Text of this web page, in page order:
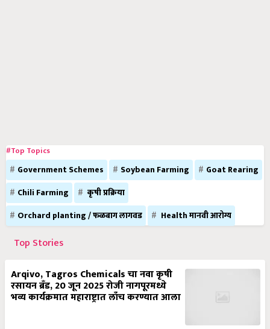
#Top Topics
Government Schemes Soybean Farming
Goat Rearing
Chili Farming
कृषी प्रक्रिया
Orchard planting / फळबाग लागवड
Health मानवी आरोग्य
Top Stories
Arqivo, Tagros Chemicals चा नवा कृषी
रसायन ब्रँड, 20 जून 2025 रोजी नागपूरमध्ये
भव्य कार्यक्रमात महाराष्ट्रात लाँच करण्यात आला